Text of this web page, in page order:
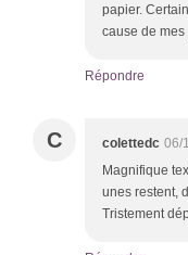
papier.
cause de
Répondre
C colettedc 06/
Magnifique
unes restent,
Tristement